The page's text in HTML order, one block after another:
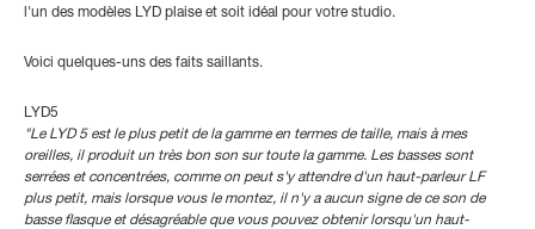
l'un des modèles LYD plaise et soit idéal pour votre studio.
Voici quelques-uns des faits saillants.
LYD5
"Le LYD 5 est le plus petit de la gamme en termes de taille, mais à mes
oreilles, il produit un très bon son sur toute la gamme. Les basses sont
serrées et concentrées, comme on peut s'y attendre d'un haut-parleur LF
plus petit, mais lorsque vous le montez, il n'y a aucun signe de ce son de
basse flasque et désagréable que vous pouvez obtenir lorsqu'un haut-